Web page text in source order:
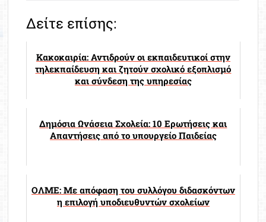
Δείτε επίσης:
Κακοκαιρία: Αντιδρούν οι εκπαιδευτικοί στην
τηλεκπαίδευση και ζητούν σχολικό εξοπλισμό
και σύνδεση της υπηρεσίας
Δημόσια Ωνάσεια Σχολεία: 10 Ερωτήσεις και
Απαντήσεις από το υπουργείο Παιδείας
ΟΛΜΕ: Με απόφαση του συλλόγου διδασκόντων
η επιλογή υποδιευθυντών σχολείων